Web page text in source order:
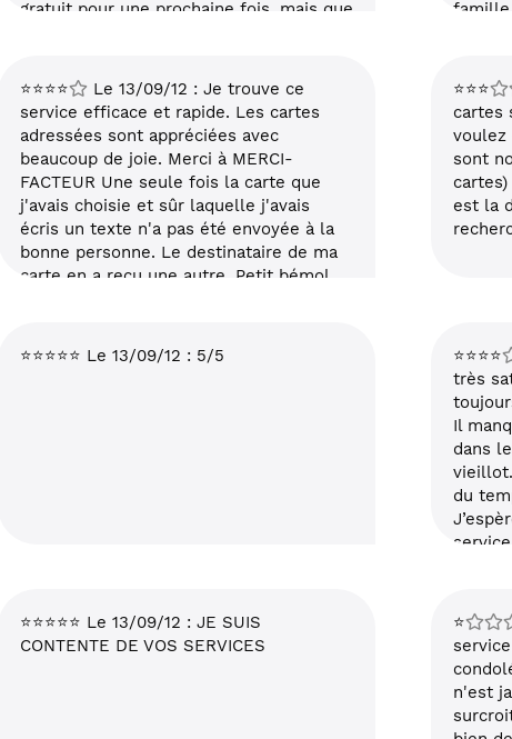
gratuit pour une prochaine fois, mais que
famille
j'évite
poste
petit
écrire
dans
vous
⭐⭐⭐⭐
Le 13/09/12 : Je trouve ce
service efficace et rapide. Les cartes
adressées sont appréciées avec
beaucoup de joie. Merci à MERCI-
FACTEUR Une seule fois la carte que
j'avais choisie et sûr laquelle j'avais
écris un texte n'a pas été envoyée à la
bonne personne. Le destinataire de ma
carte en a reçu une autre. Petit bémol
⭐⭐⭐
cartes
voulez
sont
est la
⭐⭐⭐⭐⭐ Le 13/09/12 : 5/5 ⭐⭐⭐⭐
très
Il
dans
du
⭐⭐⭐⭐⭐ Le 13/09/12 : JE SUIS
CONTENTE DE VOS SERVICES
⭐
n'est